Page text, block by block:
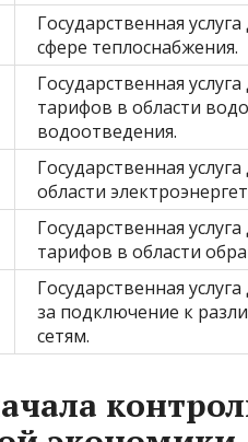
Государственная
сфере теплоснабжения.
Государственная
тарифов в области
водоотведения.
Государственная
области
Государственная
тарифов в области
Государственная
за подключение к
сетям.